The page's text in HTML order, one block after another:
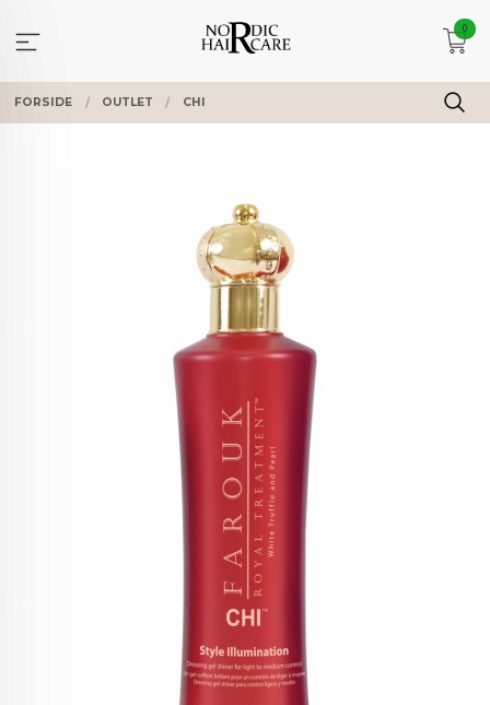
innholdet
0
FORSIDE OUTLET CHI